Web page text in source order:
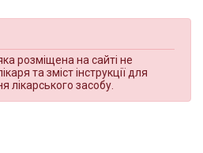
розміщена на сайті не
та зміст інструкції для
лікарського засобу.